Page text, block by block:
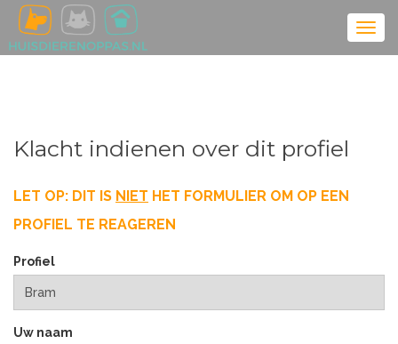
Klacht indienen over dit profiel
LET OP: DIT IS NIET HET FORMULIER OM OP EEN
PROFIEL TE REAGEREN
Profiel
Uw naam